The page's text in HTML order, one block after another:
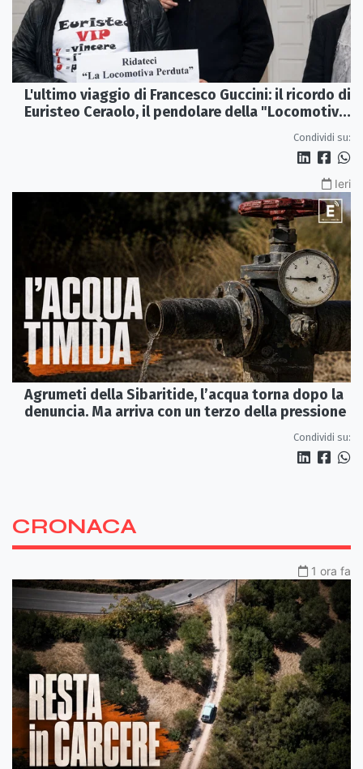
L'ultimo viaggio di Francesco Guccini: il ricordo di
Euristeo Ceraolo, il pendolare della "Locomotiva
Condividi su:
Ieri
Agrumeti della Sibaritide, l’acqua torna dopo la
denuncia. Ma arriva con un terzo della pressione
Condividi su:
CRONACA
1 ora fa